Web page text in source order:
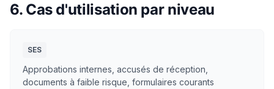
6. Cas d'utilisation par niveau
SES
Approbations internes, accusés de réception,
documents à faible risque, formulaires courants